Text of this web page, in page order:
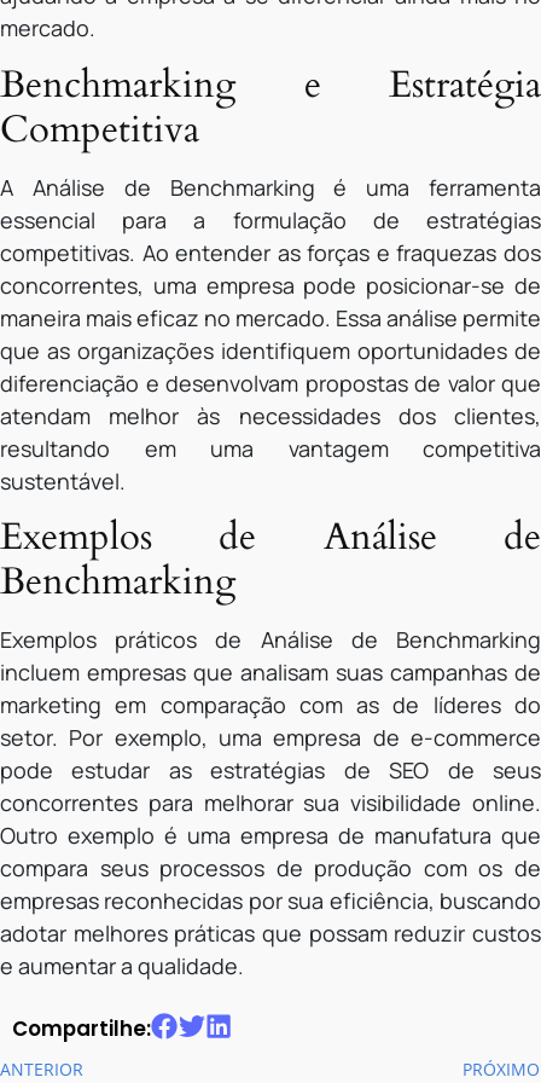
mercado.
Benchmarking e Estratégia
Competitiva
A Análise de Benchmarking é uma ferramenta
essencial para a formulação de estratégias
competitivas. Ao entender as forças e fraquezas dos
concorrentes, uma empresa pode posicionar-se de
maneira mais eficaz no mercado. Essa análise permite
que as organizações identifiquem oportunidades de
diferenciação e desenvolvam propostas de valor que
atendam melhor às necessidades dos clientes,
resultando em uma vantagem competitiva
sustentável.
Exemplos de Análise de
Benchmarking
Exemplos práticos de Análise de Benchmarking
incluem empresas que analisam suas campanhas de
marketing em comparação com as de líderes do
setor. Por exemplo, uma empresa de e-commerce
pode estudar as estratégias de SEO de seus
concorrentes para melhorar sua visibilidade online.
Outro exemplo é uma empresa de manufatura que
compara seus processos de produção com os de
empresas reconhecidas por sua eficiência, buscando
adotar melhores práticas que possam reduzir custos
e aumentar a qualidade.
Compartilhe:
ANTERIOR PRÓXIMO